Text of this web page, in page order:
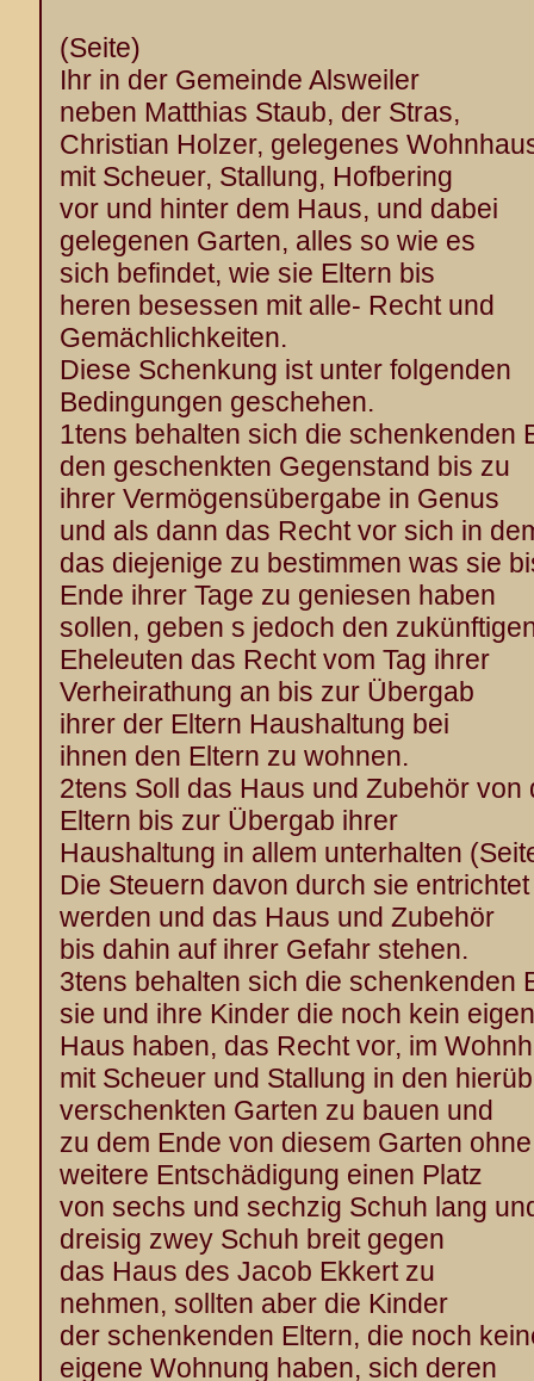
(Seite)
Ihr in der Gemeinde Alsweiler
neben Matthias Staub, der Stras,
Christian Holzer, gelegenes
mit Scheuer, Stallung, Hofbering
vor und hinter dem Haus, und dabei
gelegenen Garten, alles so wie es
sich befindet, wie sie Eltern bis
heren besessen mit alle- Recht und
Gemächlichkeiten.
Diese Schenkung ist unter folgenden
Bedingungen geschehen.
1tens behalten sich die schenkenden
den geschenkten Gegenstand bis zu
ihrer Vermögensübergabe in Genus
und als dann das Recht vor sich in
das diejenige zu bestimmen was sie
Ende ihrer Tage zu geniesen haben
sollen, geben s jedoch den
Eheleuten das Recht vom Tag ihrer
Verheirathung an bis zur Übergab
ihrer der Eltern Haushaltung bei
ihnen den Eltern zu wohnen.
2tens Soll das Haus und Zubehör von
Eltern bis zur Übergab ihrer
Haushaltung in allem unterhalten
Die Steuern davon durch sie entrichtet
werden und das Haus und Zubehör
bis dahin auf ihrer Gefahr stehen.
3tens behalten sich die schenkenden
sie und ihre Kinder die noch kein
Haus haben, das Recht vor, im
mit Scheuer und Stallung in den
verschenkten Garten zu bauen und
zu dem Ende von diesem Garten ohne
weitere Entschädigung einen Platz
von sechs und sechzig Schuh lang
dreisig zwey Schuh breit gegen
das Haus des Jacob Ekkert zu
nehmen, sollten aber die Kinder
der schenkenden Eltern, die noch
eigene Wohnung haben, sich deren